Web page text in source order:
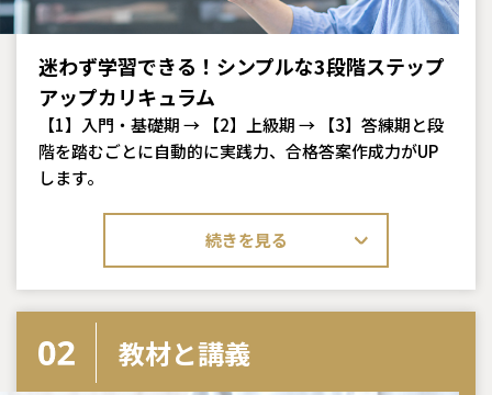
迷わず学習できる！シンプルな3段階ステップ
アップカリキュラム
【1】入門・基礎期 → 【2】上級期 → 【3】答練期と段
階を踏むごとに自動的に実践力、合格答案作成力がUP
します。
続きを見る
教材と講義